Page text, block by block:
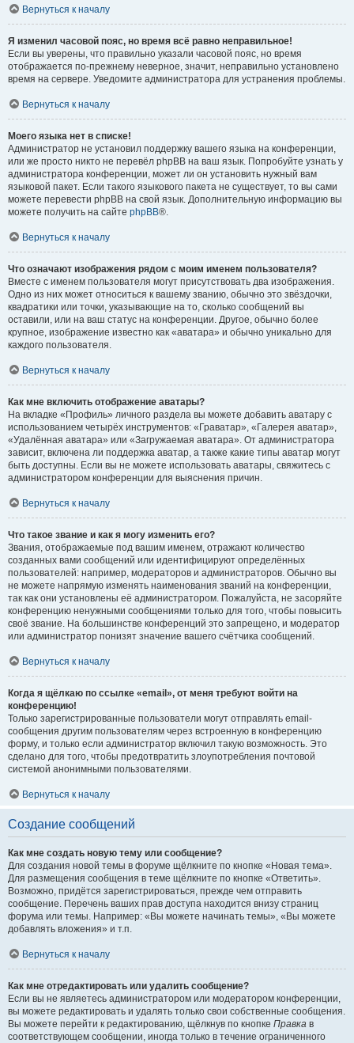
Вернуться к началу
Я изменил часовой пояс, но время всё равно неправильное!
Если вы уверены, что правильно указали часовой пояс, но время
отображается по-прежнему неверное, значит, неправильно установлено
время на сервере. Уведомите администратора для устранения проблемы.
Вернуться к началу
Моего языка нет в списке!
Администратор не установил поддержку вашего языка на конференции,
или же просто никто не перевёл phpBB на ваш язык. Попробуйте узнать у
администратора конференции, может ли он установить нужный вам
языковой пакет. Если такого языкового пакета не существует, то вы сами
можете перевести phpBB на свой язык. Дополнительную информацию вы
можете получить на сайте phpBB®.
Вернуться к началу
Что означают изображения рядом с моим именем пользователя?
Вместе с именем пользователя могут присутствовать два изображения.
Одно из них может относиться к вашему званию, обычно это звёздочки,
квадратики или точки, указывающие на то, сколько сообщений вы
оставили, или на ваш статус на конференции. Другое, обычно более
крупное, изображение известно как «аватара» и обычно уникально для
каждого пользователя.
Вернуться к началу
Как мне включить отображение аватары?
На вкладке «Профиль» личного раздела вы можете добавить аватару с
использованием четырёх инструментов: «Граватар», «Галерея аватар»,
«Удалённая аватара» или «Загружаемая аватара». От администратора
зависит, включена ли поддержка аватар, а также какие типы аватар могут
быть доступны. Если вы не можете использовать аватары, свяжитесь с
администратором конференции для выяснения причин.
Вернуться к началу
Что такое звание и как я могу изменить его?
Звания, отображаемые под вашим именем, отражают количество
созданных вами сообщений или идентифицируют определённых
пользователей: например, модераторов и администраторов. Обычно вы
не можете напрямую изменять наименования званий на конференции,
так как они установлены её администратором. Пожалуйста, не засоряйте
конференцию ненужными сообщениями только для того, чтобы повысить
своё звание. На большинстве конференций это запрещено, и модератор
или администратор понизят значение вашего счётчика сообщений.
Вернуться к началу
Когда я щёлкаю по ссылке «email», от меня требуют войти на
конференцию!
Только зарегистрированные пользователи могут отправлять email-
сообщения другим пользователям через встроенную в конференцию
форму, и только если администратор включил такую возможность. Это
сделано для того, чтобы предотвратить злоупотребления почтовой
системой анонимными пользователями.
Вернуться к началу
Создание сообщений
Как мне создать новую тему или сообщение?
Для создания новой темы в форуме щёлкните по кнопке «Новая тема».
Для размещения сообщения в теме щёлкните по кнопке «Ответить».
Возможно, придётся зарегистрироваться, прежде чем отправить
сообщение. Перечень ваших прав доступа находится внизу страниц
форума или темы. Например: «Вы можете начинать темы», «Вы можете
добавлять вложения» и т.п.
Вернуться к началу
Как мне отредактировать или удалить сообщение?
Если вы не являетесь администратором или модератором конференции,
вы можете редактировать и удалять только свои собственные сообщения.
Вы можете перейти к редактированию, щёлкнув по кнопке Правка в
соответствующем сообщении, иногда только в течение ограниченного